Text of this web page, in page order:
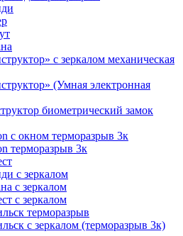
с зеркалом механическая
(Умная электронная
биометрический замок
с окном терморазрыв 3к
терморазрыв 3к
с зеркалом
с зеркалом
с зеркалом
терморазрыв
с зеркалом (терморазрыв 3к)